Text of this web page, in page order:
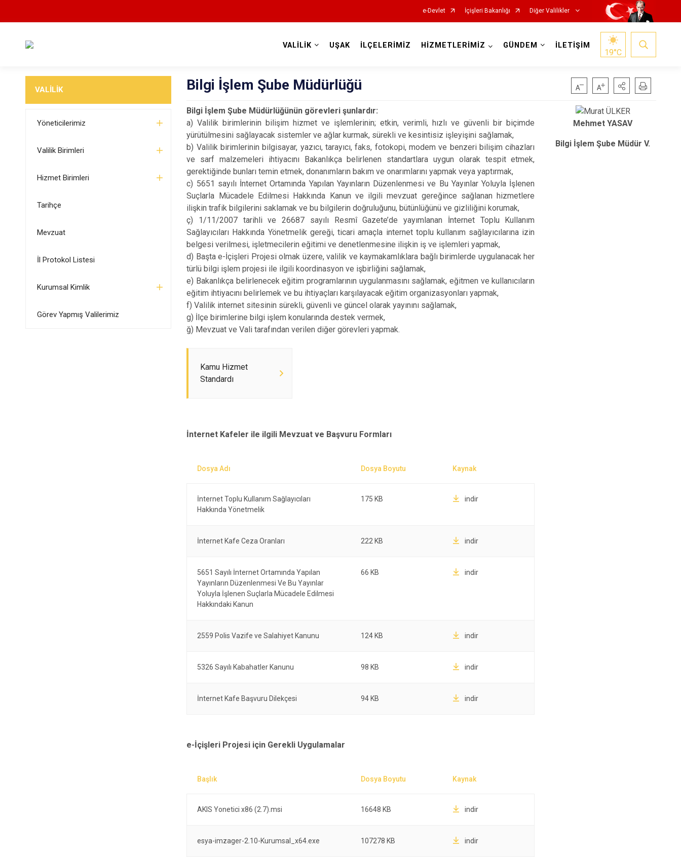
e-Devlet İçişleri Bakanlığı Diğer Valilikler
VALİLİK UŞAK İLÇELERİMİZ HİZMETLERİMİZ GÜNDEM İLETİŞİM
19°C
VALİLİK
Yöneticilerimiz
Valilik Birimleri
Hizmet Birimleri
Tarihçe
Mevzuat
İl Protokol Listesi
Kurumsal Kimlik
Görev Yapmış Valilerimiz
Bilgi İşlem Şube Müdürlüğü
Bilgi İşlem Şube Müdürlüğünün görevleri şunlardır:
a) Valilik birimlerinin bilişim hizmet ve işlemlerinin; etkin, verimli, hızlı ve güvenli bir biçimde
yürütülmesini sağlayacak sistemler ve ağlar kurmak, sürekli ve kesintisiz işleyişini sağlamak,
b) Valilik birimlerinin bilgisayar, yazıcı, tarayıcı, faks, fotokopi, modem ve benzeri bilişim cihazları
ve sarf malzemeleri ihtiyacını Bakanlıkça belirlenen standartlara uygun olarak tespit etmek,
gerektiğinde bunları temin etmek, donanımların bakım ve onarımlarını yapmak veya yaptırmak,
c) 5651 sayılı İnternet Ortamında Yapılan Yayınların Düzenlenmesi ve Bu Yayınlar Yoluyla İşlenen
Suçlarla Mücadele Edilmesi Hakkında Kanun ve ilgili mevzuat gereğince sağlanan hizmetlere
ilişkin trafik bilgilerini saklamak ve bu bilgilerin doğruluğunu, bütünlüğünü ve gizliliğini korumak,
ç) 1/11/2007 tarihli ve 26687 sayılı Resmî Gazete’de yayımlanan İnternet Toplu Kullanım
Sağlayıcıları Hakkında Yönetmelik gereği, ticari amaçla internet toplu kullanım sağlayıcılarına izin
belgesi verilmesi, işletmecilerin eğitimi ve denetlenmesine ilişkin iş ve işlemleri yapmak,
d) Başta e-İçişleri Projesi olmak üzere, valilik ve kaymakamlıklara bağlı birimlerde uygulanacak her
türlü bilgi işlem projesi ile ilgili koordinasyon ve işbirliğini sağlamak,
e) Bakanlıkça belirlenecek eğitim programlarının uygulanmasını sağlamak, eğitmen ve kullanıcıların
eğitim ihtiyacını belirlemek ve bu ihtiyaçları karşılayacak eğitim organizasyonları yapmak,
f) Valilik internet sitesinin sürekli, güvenli ve güncel olarak yayınını sağlamak,
g) İlçe birimlerine bilgi işlem konularında destek vermek,
ğ) Mevzuat ve Vali tarafından verilen diğer görevleri yapmak.
Kamu Hizmet
Standardı
İnternet Kafeler ile ilgili Mevzuat ve Başvuru Formları
İnternet Toplu Kullanım Sağlayıcıları
Hakkında Yönetmelik
175 KB indir
İnternet Kafe Ceza Oranları 222 KB indir
5651 Sayılı İnternet Ortamında Yapılan
Yayınların Düzenlenmesi Ve Bu Yayınlar
Yoluyla İşlenen Suçlarla Mücadele Edilmesi
Hakkındaki Kanun
66 KB indir
2559 Polis Vazife ve Salahiyet Kanunu 124 KB indir
5326 Sayılı Kabahatler Kanunu 98 KB indir
İnternet Kafe Başvuru Dilekçesi 94 KB indir
e-İçişleri Projesi için Gerekli Uygulamalar
AKIS Yonetici x86 (2.7).msi 16648 KB indir
esya-imzager-2.10-Kurumsal_x64.exe 107278 KB indir
Mehmet YASAV
Bilgi İşlem Şube Müdür V.